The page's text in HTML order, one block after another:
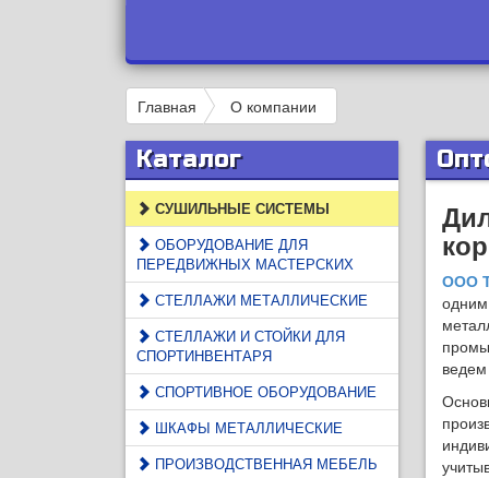
Главная О компании
Каталог
СУШИЛЬНЫЕ СИСТЕМЫ
ОБОРУДОВАНИЕ ДЛЯ
ПЕРЕДВИЖНЫХ МАСТЕРСКИХ
СТЕЛЛАЖИ МЕТАЛЛИЧЕСКИЕ
СТЕЛЛАЖИ И СТОЙКИ ДЛЯ
СПОРТИНВЕНТАРЯ
СПОРТИВНОЕ ОБОРУДОВАНИЕ
ШКАФЫ МЕТАЛЛИЧЕСКИЕ
ПРОИЗВОДСТВЕННАЯ МЕБЕЛЬ
ООО
одним